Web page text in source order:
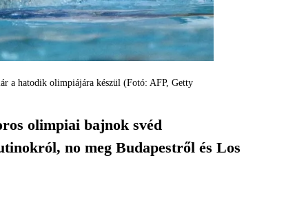
a hatodik olimpiájára készül (Fotó: AFP, Getty
olimpiai bajnok svéd
no meg Budapestről és Los